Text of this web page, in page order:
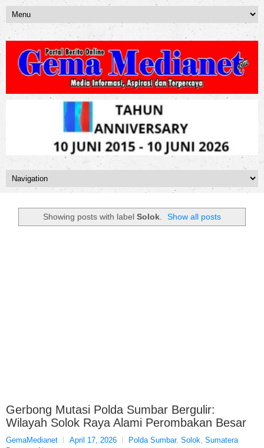
Showing posts with label Solok. Show all posts
Gerbong Mutasi Polda Sumbar Bergulir:
Wilayah Solok Raya Alami Perombakan Besar
GemaMedianet April 17, 2026 Polda Sumbar, Solok, Sumatera